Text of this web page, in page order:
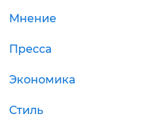
Мнение
Пресса
Экономика
Стиль